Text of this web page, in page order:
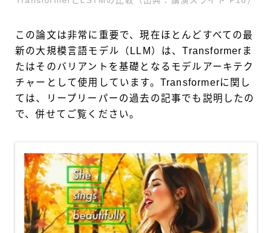
この論文は非常に重要で、現在ほとんどすべての最
新の大規模言語モデル（LLM）は、Transformerま
たはそのバリアントを基礎となるモデルアーキテク
チャーとして使用しています。Transformerに関し
ては、リープリーパーの過去の記事でも説明したの
で、併せてご覧ください。